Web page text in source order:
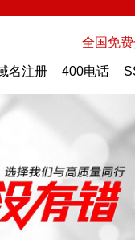
全国免费
名注册 400电话